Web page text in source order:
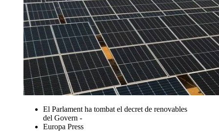
El Parlament ha tombat el decret de renovables
del Govern -
Europa Press